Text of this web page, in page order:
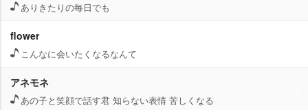
ありきたりの毎日でも
flower
こんなに会いたくなるなんて
アネモネ
あの子と笑顔で話す君 知らない表情 苦しくなる